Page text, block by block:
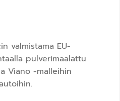
valmistama EU-
pulverimaalattu
Viano -malleihin